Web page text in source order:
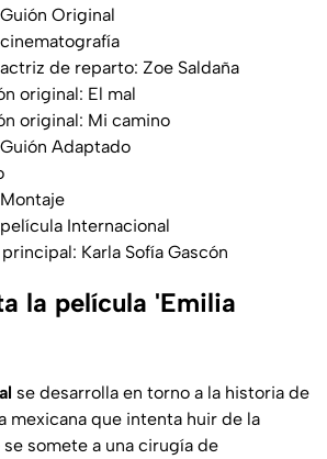
Original
de reparto: Zoe Saldaña
original: El mal
original: Mi camino
Adaptado
Internacional
Karla Sofía Gascón
la película 'Emilia
se desarrolla en torno a la historia de
mexicana que intenta huir de la
somete a una cirugía de